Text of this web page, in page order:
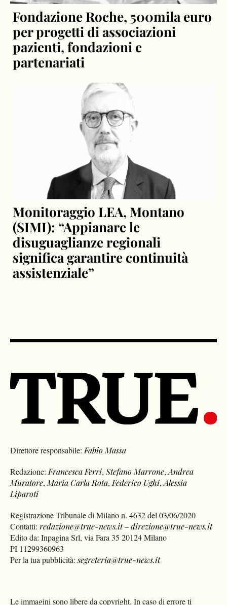
Fondazione Roche, 500mila euro
per progetti di associazioni
pazienti, fondazioni e
partenariati
Monitoraggio LEA, Montano
(SIMI): “Appianare le
disuguaglianze regionali
significa garantire continuità
assistenziale”
Direttore responsabile:Fabio Massa
Redazione:Francesca Ferri,Stefano Marrone,Andrea
Muratore,Maria Carla Rota,Federico Ughi,Alessia
Liparoti
Registrazione Tribunale di Milano n. 4632 del 03/06/2020
Contatti:redazione@true-news.it–direzione@true-news.it
Edito da: Inpagina Srl, via Fara 35 20124 Milano
PI 11299360963
Per la tua pubblicità:segreteria@true-news.it
Le immagini sono libere da copyright. In caso di errore ti